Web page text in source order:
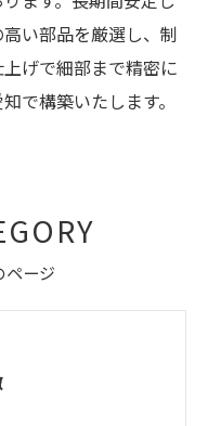
い部品を厳選し、制
げで細部まで精密に
で構築いたします。
ページ